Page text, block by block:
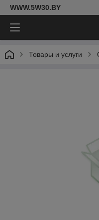
WWW.5W30.BY
Товары и услуги